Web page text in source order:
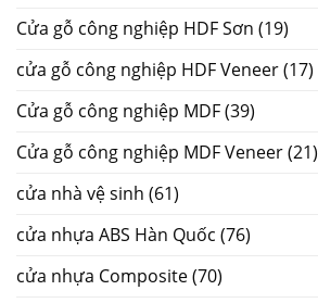
Cửa gỗ công nghiệp HDF Sơn (19)
cửa gỗ công nghiệp HDF Veneer(17)
Cửa gỗ công nghiệp MDF(39)
Cửa gỗ công nghiệp MDF Veneer(21)
cửa nhà vệ sinh (61)
cửa nhựa ABS Hàn Quốc (76)
cửa nhựa Composite(70)